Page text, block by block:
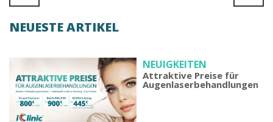
NEUESTE ARTIKEL
NEUIGKEITEN
Attraktive Preise für
Augenlaserbehandlungen